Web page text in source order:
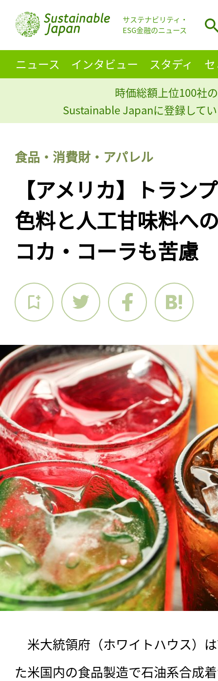
サステナビリティ・
ESG金融のニュース
ニュース インタビュー スタディ
時価総額上位100社
Sustainable Japanに登録して
食品・消費財・アパレル
【アメリカ】トラン
色料と人工甘味料へ
コカ・コーラも苦慮
米大統領府（ホワイトハウス）
た米国内の食品製造で石油系合成